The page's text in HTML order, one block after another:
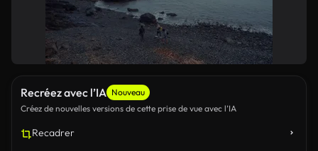
Recréez avec l’IA Nouveau
Créez de nouvelles versions de cette prise de vue avec l’IA
Recadrer